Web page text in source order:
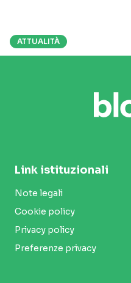
ATTUALITÀ
Link istituzionali
Note legali
Cookie policy
Privacy policy
Preferenze privacy